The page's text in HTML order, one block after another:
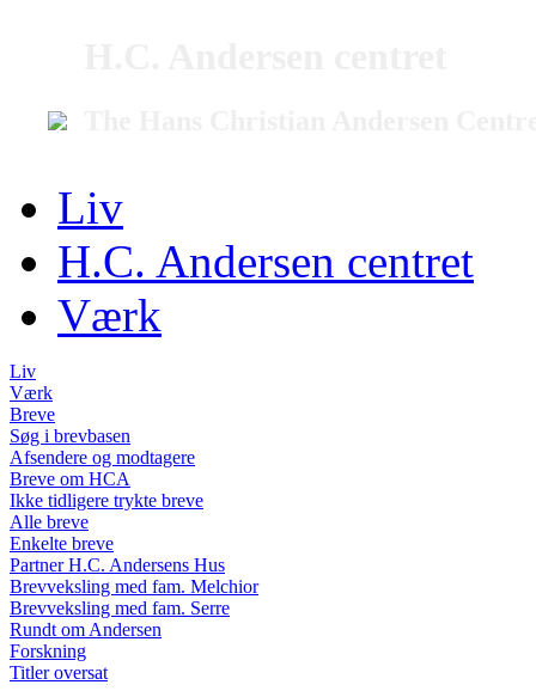
Liv
H.C. Andersen centret
Værk
Liv
Værk
Breve
Søg i brevbasen
Afsendere og modtagere
Breve om HCA
Ikke tidligere trykte breve
Alle breve
Enkelte breve
Partner H.C. Andersens Hus
Brevveksling med fam. Melchior
Brevveksling med fam. Serre
Rundt om Andersen
Forskning
Titler oversat